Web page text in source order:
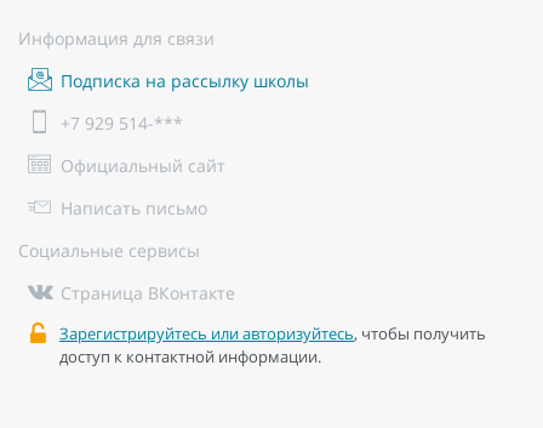
Информация для связи
Подписка на рассылку школы
+7 929 514-***
Официальный сайт
Написать письмо
Социальные сервисы
Страница ВКонтакте
Зарегистрируйтесь или авторизуйтесь, чтобы получить
доступ к контактной информации.